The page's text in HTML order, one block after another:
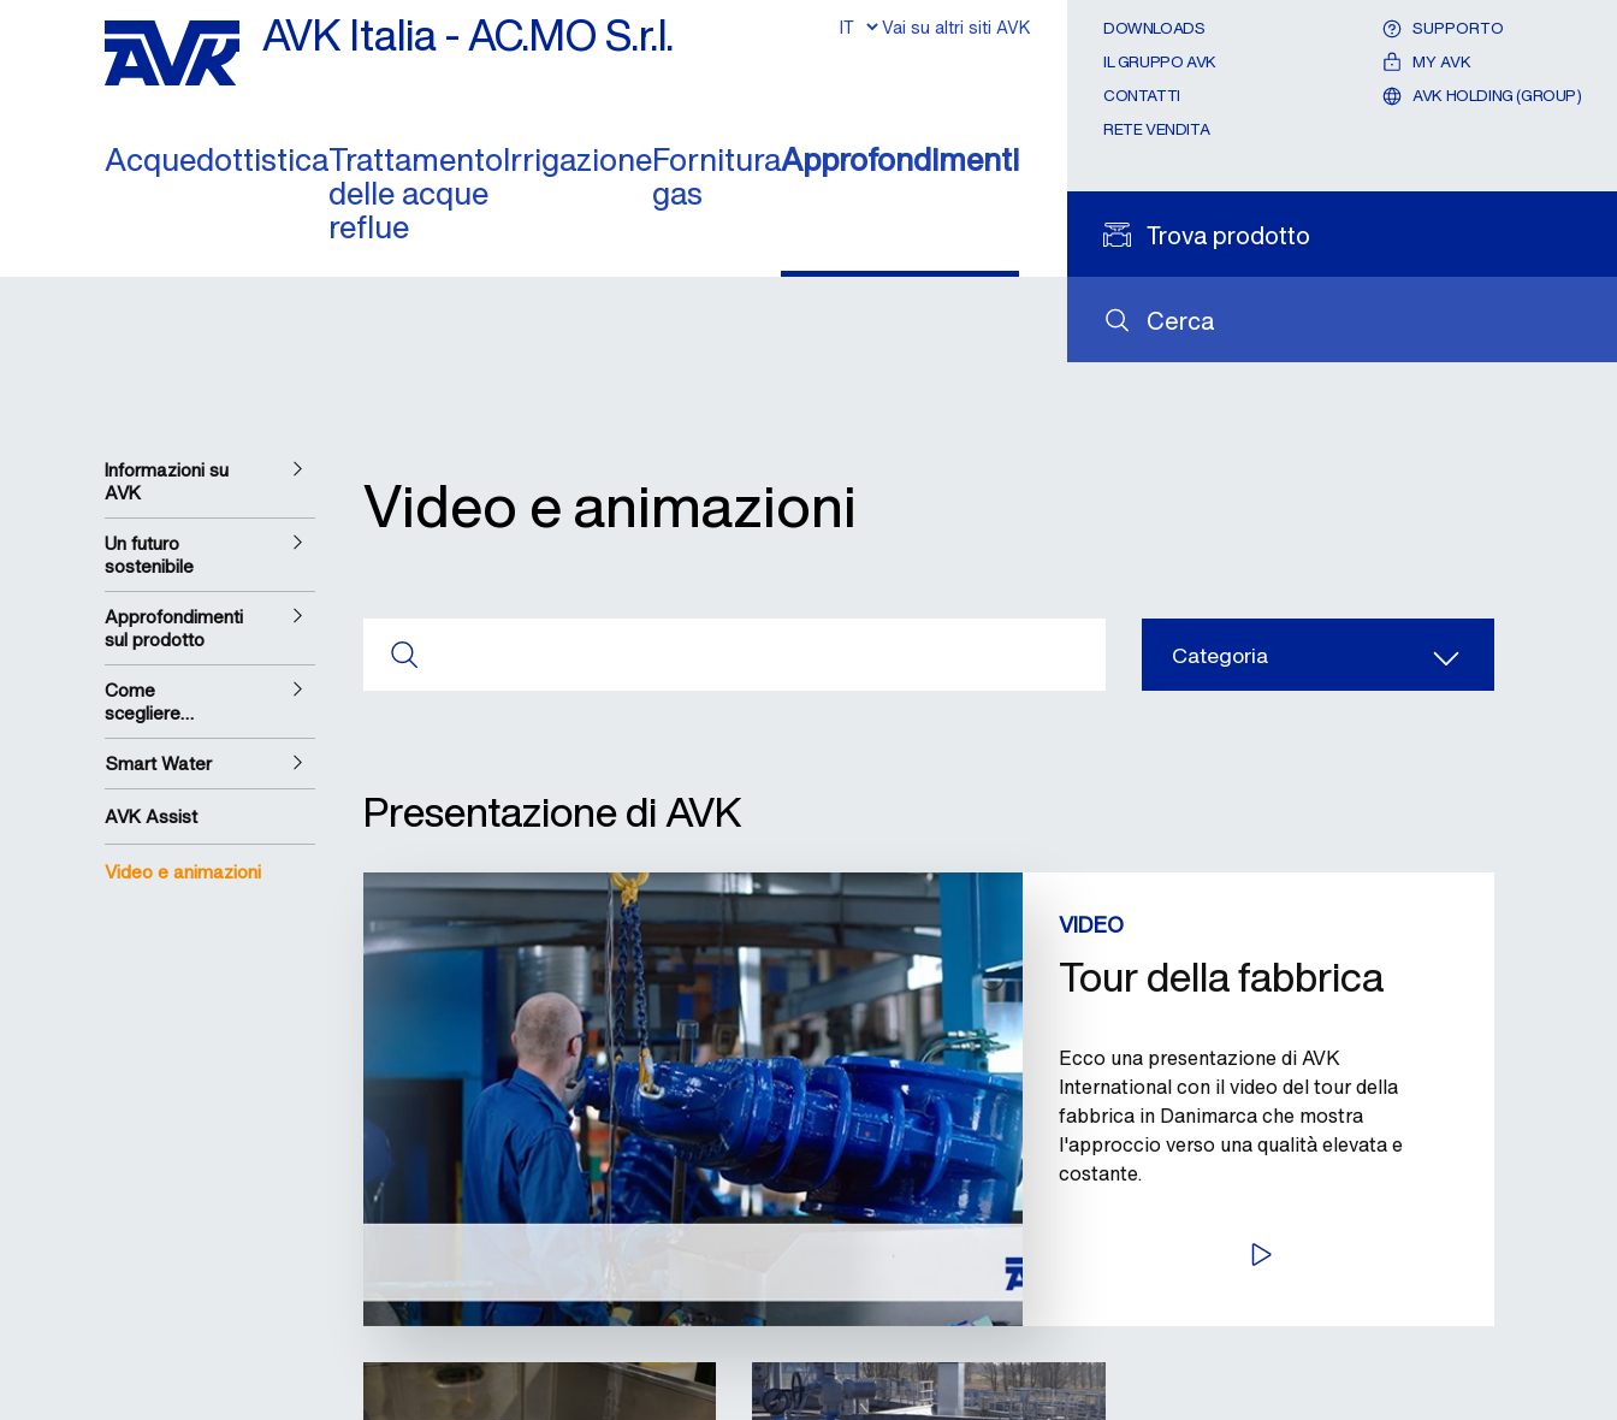
AVK Italia - AC.MO S.r.l.
AcquedottisticaTrattamento
delle acque
reflue
IrrigazioneFornitura
gas
Approfondimenti
Cerca
Trova prodotto
DOWNLOADS
IL GRUPPO AVK
CONTATTI
RETE VENDITA
SUPPORTO
MY AVK
AVK HOLDING (GROUP)
Vai su altri siti AVK
Informazioni su
AVK
Un futuro
sostenibile
Approfondimenti
sul prodotto
Come
scegliere…
Smart Water
AVK Assist
Video e animazioni
Video e animazioni
Categoria
Presentazione di AVK
VIDEO
Tour della fabbrica
Ecco una presentazione di AVK
International con il video del tour della
fabbrica in Danimarca che mostra
l'approccio verso una qualità elevata e
costante.
AVVIA